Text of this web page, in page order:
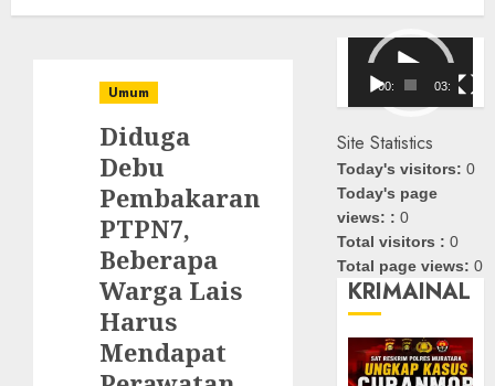
Umum
Diduga
Debu
Pembakaran
PTPN7,
Beberapa
Warga Lais
Harus
Mendapat
Pemutar
Video
00:00 03:08
Site Statistics
Today's visitors:0
Today's page
views: :0
Total visitors :0
Total page views:0
KRIMAINAL